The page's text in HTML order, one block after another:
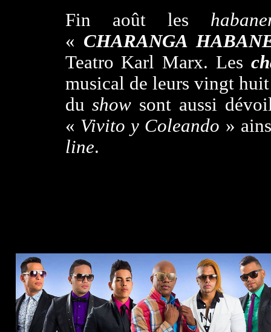
Fin août les
« CHARANGA
Teatro Karl Marx. Les
musical de leurs vingt huit
dushow sont aussi
« Vivito y Coleando »
line.